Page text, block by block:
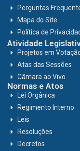
Perguntas
Mapa do Site
Política de
Atividade
Projetos em
Atas das Sessões
Câmara ao Vivo
Normas e Atos
Lei Orgânica
Regimento Interno
Leis
Resoluções
Decretos